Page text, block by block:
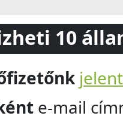
10
e-mail